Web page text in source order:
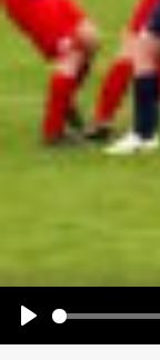
E-Mail-Adresse (optional):
Kommentar:
URLs werden automatisch
Ich möchte eine